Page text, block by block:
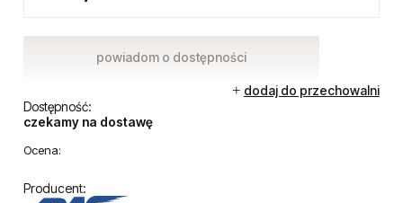
powiadom o dostępności
dodaj do przechowalni
Dostępność:
czekamy na dostawę
Ocena:
Producent: